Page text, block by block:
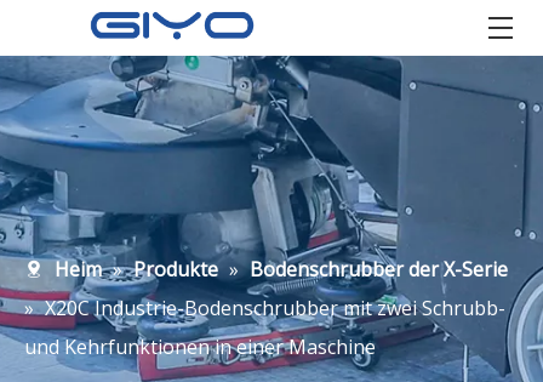
Heim » Produkte » Bodenschrubber der X-Serie
» X20C Industrie-Bodenschrubber mit zwei Schrubb-
und Kehrfunktionen in einer Maschine